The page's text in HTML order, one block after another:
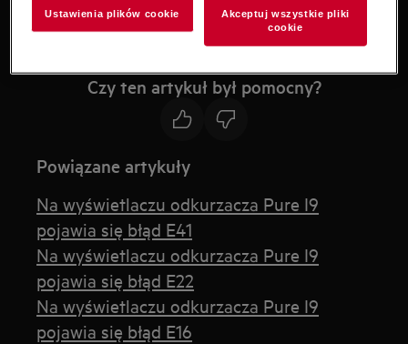
Przyczyna
Czy ten artykuł był pomocny?
Powiązane artykuły
Na wyświetlaczu odkurzacza Pure I9
pojawia się błąd E41
Na wyświetlaczu odkurzacza Pure I9
pojawia się błąd E22
Na wyświetlaczu odkurzacza Pure I9
pojawia się błąd E16
Ustawienia plików cookie
Akceptuj wszystkie pliki
cookie